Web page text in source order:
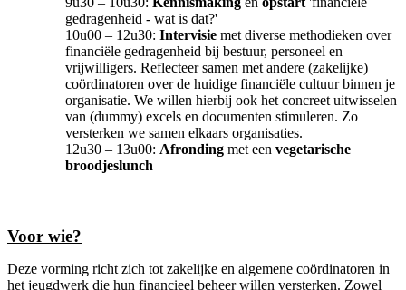
gedragenheid - wat is dat?'
10u00 – 12u30: Intervisie met diverse methodieken over
financiële gedragenheid bij bestuur, personeel en
vrijwilligers. Reflecteer samen met andere (zakelijke)
coördinatoren over de huidige financiële cultuur binnen je
organisatie. We willen hierbij ook het concreet uitwisselen
van (dummy) excels en documenten stimuleren. Zo
versterken we samen elkaars organisaties.
12u30 – 13u00: Afronding met een vegetarische
broodjeslunch
Voor wie?
Deze vorming richt zich tot zakelijke en algemene coördinatoren in
het jeugdwerk die hun financieel beheer willen versterken. Zowel